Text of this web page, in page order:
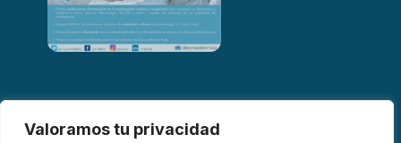
Valoramos tu privacidad